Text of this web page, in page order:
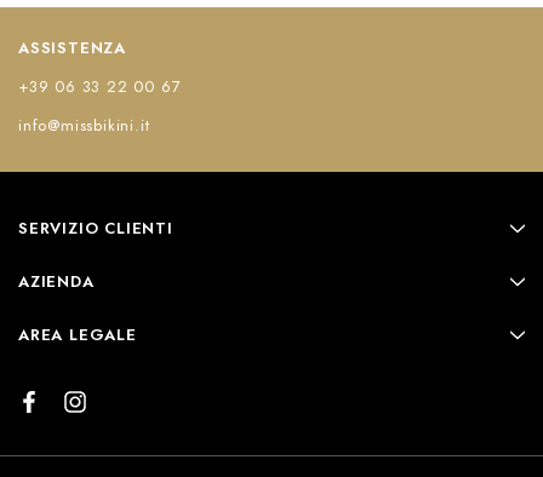
ASSISTENZA
+39 06 33 22 00 67
info@missbikini.it
SERVIZIO CLIENTI
AZIENDA
AREA LEGALE